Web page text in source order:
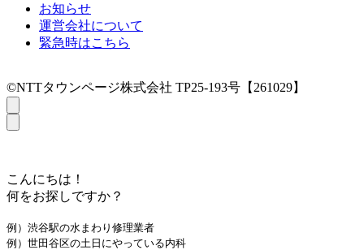
お知らせ
運営会社について
緊急時はこちら
©NTTタウンページ株式会社 TP25-193号【261029】
こんにちは！
何をお探しですか？
例）渋谷駅の水まわり修理業者
例）世田谷区の土日にやっている内科